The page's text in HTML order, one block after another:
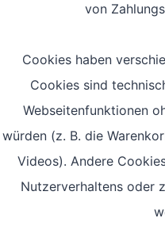
von
Cookies haben
Cookies sind
Webseitenfunktionen
würden (z. B. die
Videos). Andere
Nutzerverhaltens oder